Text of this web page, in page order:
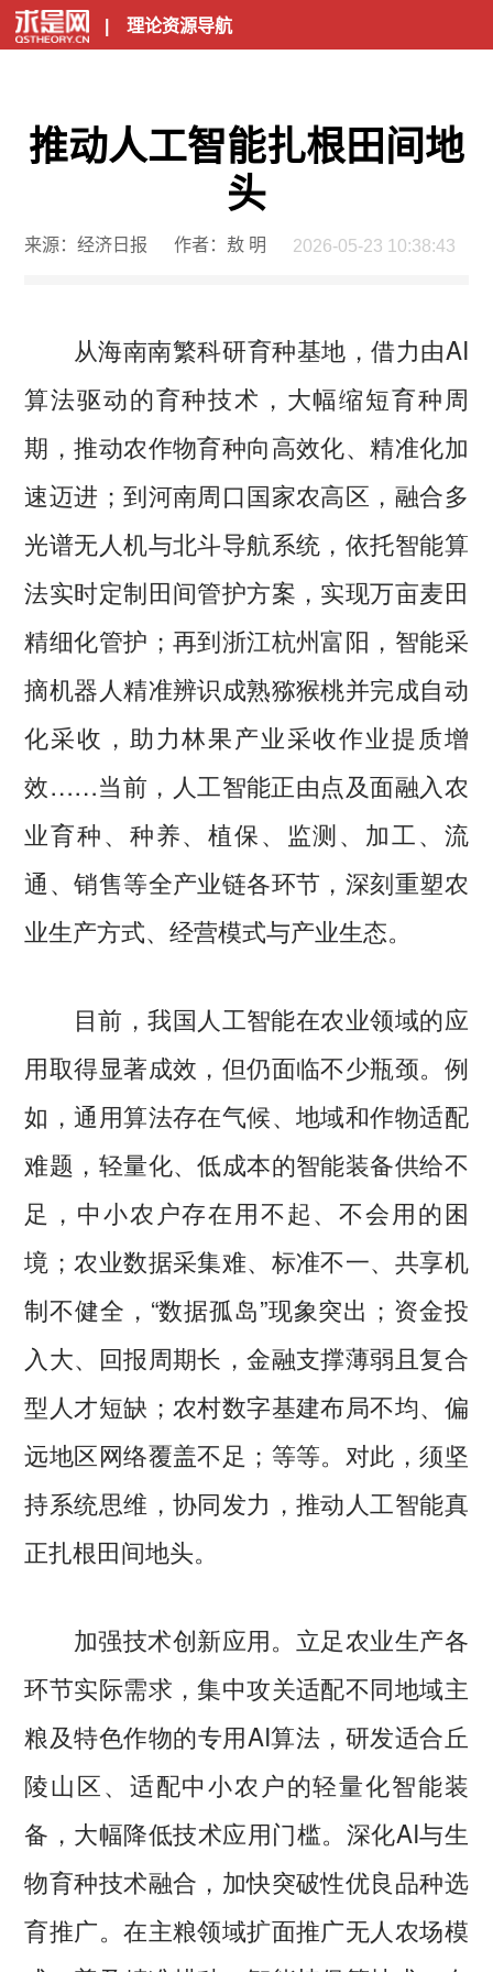
| 理论资源导航
推动人工智能扎根田间地
头
来源：经济日报 作者：敖 明 2026-05-23 10:38:43
从海南南繁科研育种基地，借力由AI
算法驱动的育种技术，大幅缩短育种周
期，推动农作物育种向高效化、精准化加
速迈进；到河南周口国家农高区，融合多
光谱无人机与北斗导航系统，依托智能算
法实时定制田间管护方案，实现万亩麦田
精细化管护；再到浙江杭州富阳，智能采
摘机器人精准辨识成熟猕猴桃并完成自动
化采收，助力林果产业采收作业提质增
效……当前，人工智能正由点及面融入农
业育种、种养、植保、监测、加工、流
通、销售等全产业链各环节，深刻重塑农
业生产方式、经营模式与产业生态。
目前，我国人工智能在农业领域的应
用取得显著成效，但仍面临不少瓶颈。例
如，通用算法存在气候、地域和作物适配
难题，轻量化、低成本的智能装备供给不
足，中小农户存在用不起、不会用的困
境；农业数据采集难、标准不一、共享机
制不健全，“数据孤岛”现象突出；资金投
入大、回报周期长，金融支撑薄弱且复合
型人才短缺；农村数字基建布局不均、偏
远地区网络覆盖不足；等等。对此，须坚
持系统思维，协同发力，推动人工智能真
正扎根田间地头。
加强技术创新应用。立足农业生产各
环节实际需求，集中攻关适配不同地域主
粮及特色作物的专用AI算法，研发适合丘
陵山区、适配中小农户的轻量化智能装
备，大幅降低技术应用门槛。深化AI与生
物育种技术融合，加快突破性优良品种选
育推广。在主粮领域扩面推广无人农场模